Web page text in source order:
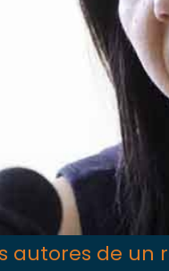
autores de